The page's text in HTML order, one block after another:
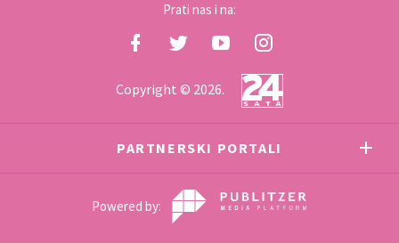
Prati nas i na:
Copyright © 2026.
PARTNERSKI PORTALI
Powered by: